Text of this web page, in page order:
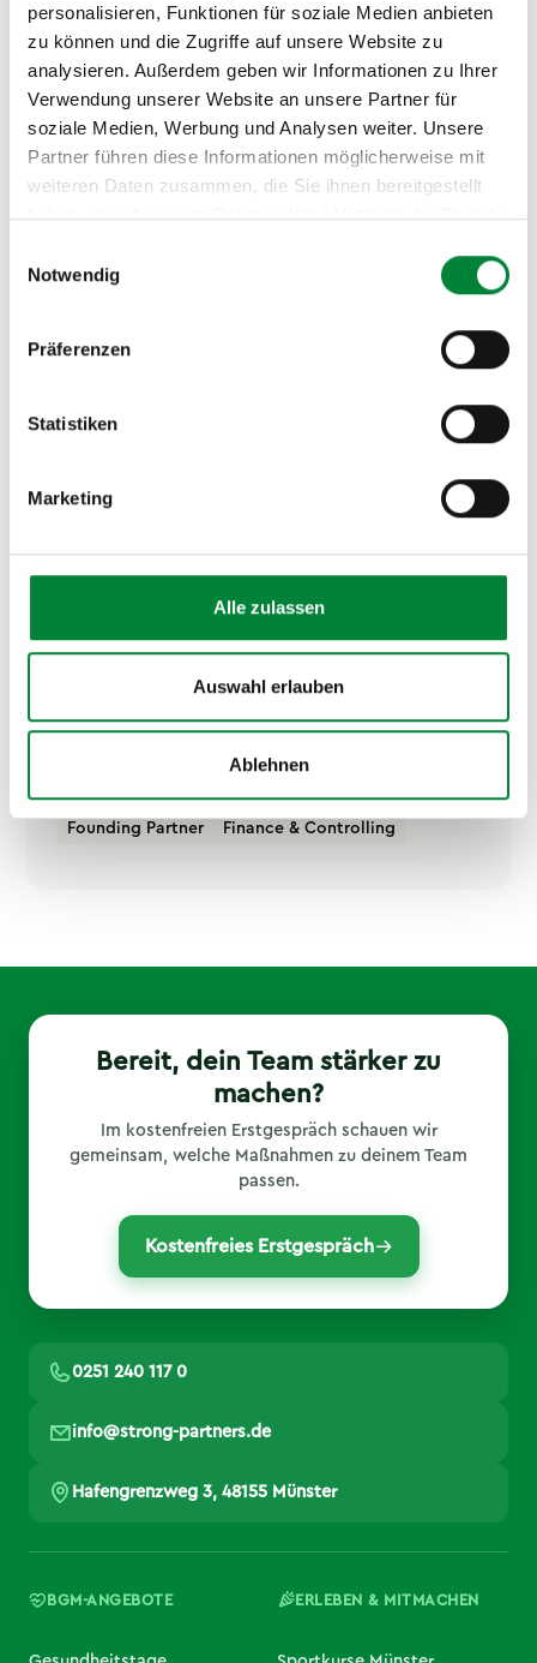
personalisieren, Funktionen für soziale Medien anbieten
zu können und die Zugriffe auf unsere Website zu
analysieren. Außerdem geben wir Informationen zu Ihrer
Verwendung unserer Website an unsere Partner für
soziale Medien, Werbung und Analysen weiter. Unsere
Partner führen diese Informationen möglicherweise mit
weiteren Daten zusammen, die Sie ihnen bereitgestellt
haben oder die sie im Rahmen Ihrer Nutzung der Dienste
Notwendig
Präferenzen
Statistiken
Marketing
Alle zulassen
Auswahl erlauben
Ablehnen
Deine starken Partner
Paula Menninghaus
Johannes Yazigi
Founding Partner Finance & Controlling
Bereit, dein Team stärker zu
machen?
Im kostenfreien Erstgespräch schauen wir
gemeinsam, welche Maßnahmen zu deinem Team
passen.
Kostenfreies Erstgespräch
0251 240 117 0
info@strong-partners.de
Hafengrenzweg 3, 48155 Münster
BGM-ANGEBOTE ERLEBEN & MITMACHEN